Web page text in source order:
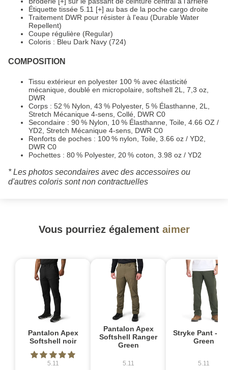
Étiquette tissée 5.11 [+] au bas de la poche cargo droite
Traitement DWR pour résister à l'eau (Durable Water
Repellent)
Coupe régulière (Regular)
Coloris : Bleu Dark Navy (724)
COMPOSITION
Tissu extérieur en polyester 100 % avec élasticité
mécanique, doublé en micropolaire, softshell 2L, 7,3 oz,
DWR
Corps : 52 % Nylon, 43 % Polyester, 5 % Élasthanne, 2L,
Stretch Mécanique 4-sens, Collé, DWR C0
Secondaire : 90 % Nylon, 10 % Élasthanne, Toile, 4.66 OZ /
YD2, Stretch Mécanique 4-sens, DWR C0
Renforts de poches : 100 % nylon, Toile, 3.66 oz / YD2,
DWR C0
Pochettes : 80 % Polyester, 20 % coton, 3.98 oz / YD2
* Les photos secondaires avec des accessoires ou
d'autres coloris sont non contractuelles
Vous pourriez également aimer
Pantalon Apex
Softshell noir
5.11
Pantalon Apex
Softshell Ranger
Green
5.11
Stryke Pant -
Green
5.11